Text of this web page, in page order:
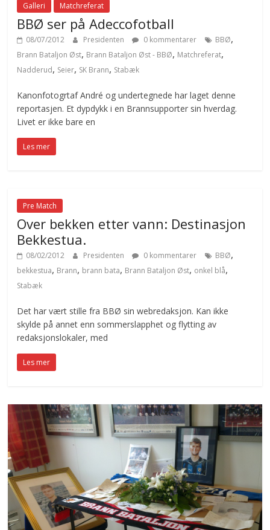
Galleri Matchreferat
BBØ ser på Adeccofotball
08/07/2012 Presidenten 0 kommentarer BBØ,
Brann Bataljon Øst, Brann Bataljon Øst - BBØ, Matchreferat,
Nadderud, Seier, SK Brann, Stabæk
Kanonfotogrtaf André og undertegnede har laget denne
reportasjen. Et dypdykk i en Brannsupporter sin hverdag.
Livet er ikke bare en
Les mer
Pre Match
Over bekken etter vann: Destinasjon
Bekkestua.
08/02/2012 Presidenten 0 kommentarer BBØ,
bekkestua, Brann, brann bata, Brann Bataljon Øst, onkel blå,
Stabæk
Det har vært stille fra BBØ sin webredaksjon. Kan ikke
skylde på annet enn sommerslapphet og flytting av
redaksjonslokaler, med
Les mer